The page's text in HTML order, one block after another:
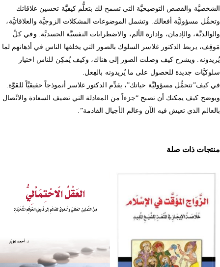
الشخصيَّة والقصص التوضيحيَّة التي تسمح لك بتعلُّم كيفيَّة تحسين علاقاتك
وتحمُّل مسؤوليَّة أفعالك. وتشمل الموضوعات المشكلات الزوجيَّة والعلاقاتيَّة،
والوالديَّة، والإدمان، وإدارة الألم، والاضطرابات النفسيَّة الجسديَّة. وفي كلِّ
مَوقِف، يربط الدكتور غلاسر السلوك بالصور التي يخلقها الناس في أذهانهم لما
يُريدونه. ويشرح كيف وصلت الصور إلى هناك، وكيف يُمكِن للناس اختيار
سلوكيَّات جديدة للحصول على ما يُريدونه بالفِعل.
في كيف”تتحمُّل مسؤوليَّة حياتك”، يقدِّم الدكتور غلاسر أنموذجاً حقيقيَّاً للقوَّة.
ويوضح كيف يمكنك أن تصبح “جزءاً من المعادلة التي تضيف السعادة والاتِّصال
بالعالم الذي تعيش فيه الآن وعالم الأجيال القادمة”.
منتجات ذات صلة